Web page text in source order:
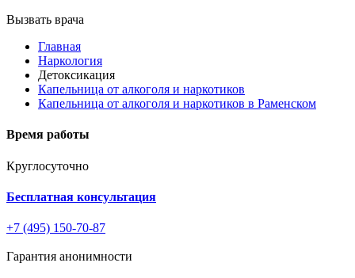
Вызвать врача
Главная
Наркология
Детоксикация
Капельница от алкоголя и наркотиков
Капельница от алкоголя и наркотиков в Раменском
Время работы
Круглосуточно
Бесплатная консультация
+7 (495) 150-70-87
Гарантия анонимности